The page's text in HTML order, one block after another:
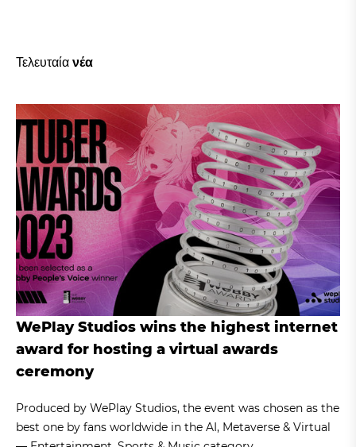
Τελευταία νέα
WePlay Studios wins the highest internet
award for hosting a virtual awards
ceremony
Produced by WePlay Studios, the event was chosen as the
best one by fans worldwide in the AI, Metaverse & Virtual